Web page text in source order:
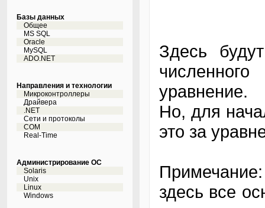
Базы данных
Общее
MS SQL
Oracle
MySQL
ADO.NET
Направления и технологии
Микроконтроллеры
Драйвера
.NET
Сети и протоколы
COM
Real-Time
Администрирование ОС
Solaris
Unix
Linux
Windows
Здесь
уравнение.
Но, для
это за
здесь все